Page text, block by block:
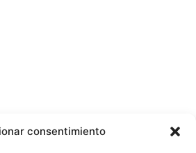
consentimiento